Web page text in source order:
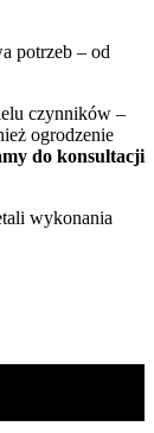
potrzeb – od
czynników –
ogrodzenie
do konsultacji
wykonania